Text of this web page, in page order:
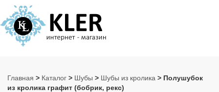
Главная > Каталог > Шубы > Шубы из кролика > Полушубок
из кролика графит (бобрик, рекс)